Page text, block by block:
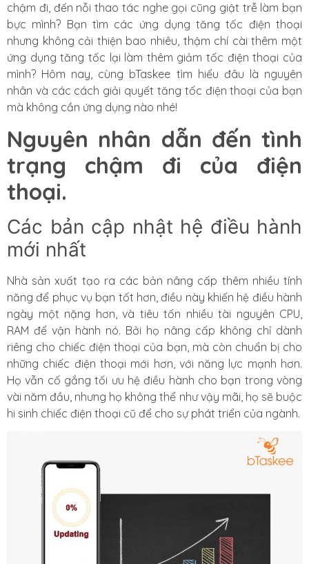
chậm đi, đến nỗi thao tác nghe gọi cũng giật trễ làm bạn
bực mình? Bạn tìm các ứng dụng tăng tốc điện thoại
nhưng không cải thiện bao nhiêu, thậm chí cài thêm một
ứng dụng tăng tốc lại làm thêm giảm tốc điện thoại của
mình? Hôm nay, cùng bTaskee tìm hiểu đâu là nguyên
nhân và các cách giải quyết tăng tốc điện thoại của bạn
mà không cần ứng dụng nào nhé!
Nguyên nhân dẫn đến tình
trạng chậm đi của điện
thoại.
Các bản cập nhật hệ điều hành
mới nhất
Nhà sản xuất tạo ra các bản nâng cấp thêm nhiều tính
năng để phục vụ bạn tốt hơn, điều này khiến hệ điều hành
ngày một nặng hơn, và tiêu tốn nhiều tài nguyên CPU,
RAM để vận hành nó. Bởi họ nâng cấp không chỉ dành
riêng cho chiếc điện thoại của bạn, mà còn chuẩn bị cho
những chiếc điện thoại mới hơn, với năng lực mạnh hơn.
Họ vẫn cố gắng tối ưu hệ điều hành cho bạn trong vòng
vài năm đầu, nhưng họ không thể như vậy mãi, họ sẽ buộc
hi sinh chiếc điện thoại cũ để cho sự phát triển của ngành.